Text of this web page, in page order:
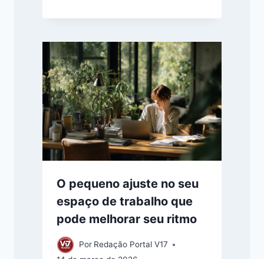
O pequeno ajuste no seu
espaço de trabalho que
pode melhorar seu ritmo
Por Redação Portal V17